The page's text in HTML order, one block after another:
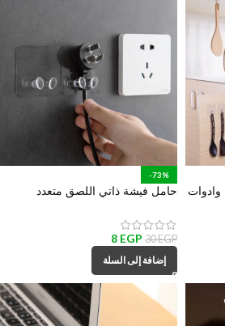
وادوات
-73%
حامل فيشة ذاتي اللصق متعدد
والهواتف والكابلات
30EGP
8 EGP
إضافة إلى السلة